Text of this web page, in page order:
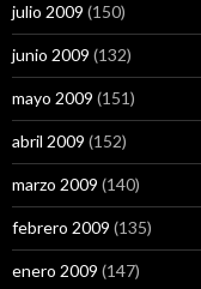
julio 2009 (150)
junio 2009 (132)
mayo 2009 (151)
abril 2009 (152)
marzo 2009 (140)
febrero 2009 (135)
enero 2009 (147)